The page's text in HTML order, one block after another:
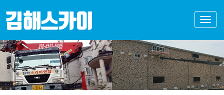
Toggle